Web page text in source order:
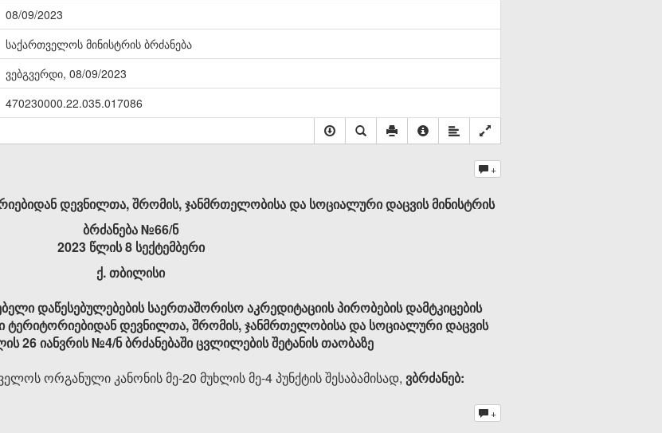
08/09/2023
საქართველოს მინისტრის ბრძანება
ვებგვერდი, 08/09/2023
470230000.22.035.017086
+
დევნილთა, შრომის, ჯანმრთელობისა და სოციალური დაცვის მინისტრის
ბრძანება №66/ნ
2023 წლის 8 სექტემბერი
ქ. თბილისი
დაწესებულებების საერთაშორისო აკრედიტაციის პირობების დამტკიცების
ტერიტორიებიდან დევნილთა, შრომის, ჯანმრთელობისა და სოციალური დაცვის
26 იანვრის №4/ნ ბრძანებაში ცვლილების შეტანის თაობაზე
ორგანული კანონის მე-20 მუხლის მე-4 პუნქტის შესაბამისად, ვბრძანებ:
+